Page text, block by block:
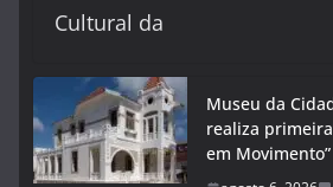
Cultural da
Museu da
realiza
em Movimento”